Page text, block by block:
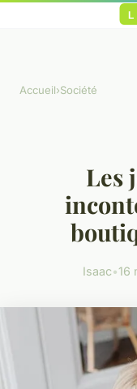
Accueil›Société
Les
Isaac•16